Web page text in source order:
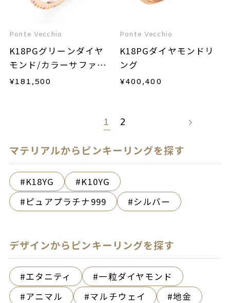
Ponte Vecchio
K18PGグリーンダイヤ
モンド/カラーサファイ
ア/ダイヤモンドリング
¥181,500
Ponte Vecchio
K18PGダイヤモンドリ
ング
¥400,400
1 2
マテリアルからピンキーリングを探す
K18YG
K10YG
ピュアプラチナ999
シルバー
デザインからピンキーリングを探す
エタニティ
一粒ダイヤモンド
アニマル
マルチウェイ 地金